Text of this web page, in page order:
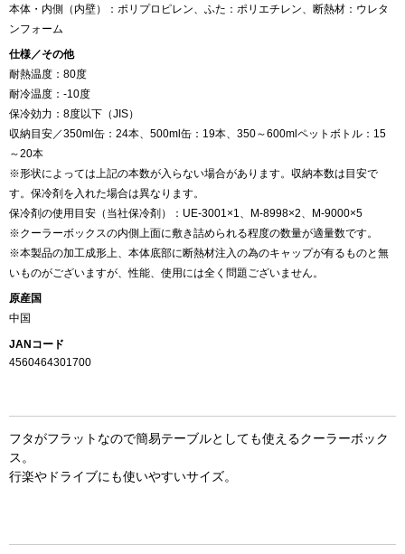
本体・内側（内壁）：ポリプロピレン、ふた：ポリエチレン、断熱材：ウレタ
ンフォーム
仕様／その他
耐熱温度：80度
耐冷温度：-10度
保冷効力：8度以下（JIS）
収納目安／350ml缶：24本、500ml缶：19本、350～600mlペットボトル：15
～20本
※形状によっては上記の本数が入らない場合があります。収納本数は目安で
す。保冷剤を入れた場合は異なります。
保冷剤の使用目安（当社保冷剤）：UE-3001×1、M-8998×2、M-9000×5
※クーラーボックスの内側上面に敷き詰められる程度の数量が適量数です。
※本製品の加工成形上、本体底部に断熱材注入の為のキャップが有るものと無
いものがございますが、性能、使用には全く問題ございません。
原産国
中国
JANコード
4560464301700
フタがフラットなので簡易テーブルとしても使えるクーラーボック
ス。
行楽やドライブにも使いやすいサイズ。